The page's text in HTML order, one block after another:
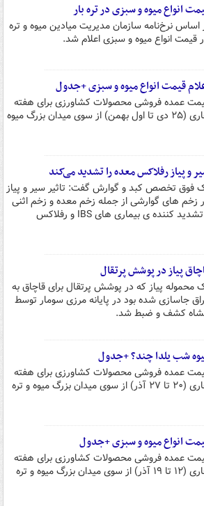
انواع میوه و سبزی در تره بار
اساس نرخ‌نامه سازمان مدیریت میادین میوه و تره
قیمت انواع میوه و سبزی اعلام شد.
قیمت انواع میوه و سبزی +جدول
عمده فروشی محصولات کشاورزی برای هفته
جاری (۲۵ دی تا اول بهمن) از سوی میدان بزرگ میوه
و پیاز رفلاکس معده را تشدید می‌کند
فوق تخصص کبد و گوارش گفت: تاثیر سیر و پیاز
زخم های گوارشی از جمله زخم معده و زخم اثنی
عشر ذکر نشده است؛ ولی تشدید کننده ی بیماری های IBS و رفلاکس
پیاز در پوشش پرتقال
محموله پیاز که در پوشش پرتقال برای قاچاق به
جاسازی شده بود در پایانه مرزی سومار توسط
کشف و ضبط شد.
شب یلدا چند؟ +جدول
عمده فروشی محصولات کشاورزی برای هفته
جاری (۲۰ تا ۲۷ آذر) از سوی میدان بزرگ میوه و تره
انواع میوه و سبزی +جدول
عمده فروشی محصولات کشاورزی برای هفته
جاری (۱۲ تا ۱۹ آذر) از سوی میدان بزرگ میوه و تره